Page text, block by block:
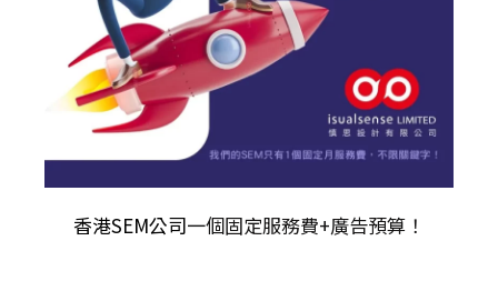
香港SEM公司一個固定服務費+廣告預算！